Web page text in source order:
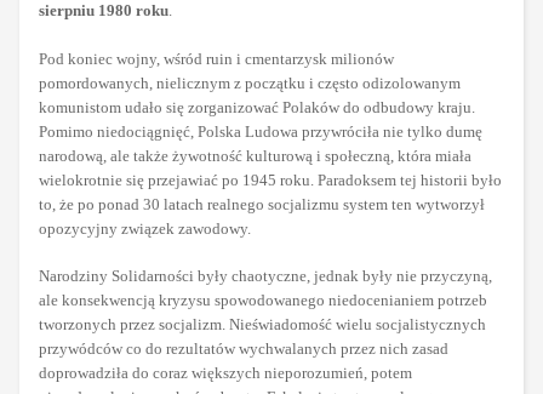
sierpniu 1980 roku.
Pod koniec wojny, wśród ruin i cmentarzysk milionów
pomordowanych, nielicznym z początku i często odizolowanym
komunistom udało się zorganizować Polaków do odbudowy kraju.
Pomimo niedociągnięć, Polska Ludowa przywróciła nie tylko dumę
narodową, ale także żywotność kulturową i społeczną, która miała
wielokrotnie się przejawiać po 1945 roku. Paradoksem tej historii było
to, że po ponad 30 latach realnego socjalizmu system ten wytworzył
opozycyjny związek zawodowy.
Narodziny Solidarności były chaotyczne, jednak były nie przyczyną,
ale konsekwencją kryzysu spowodowanego niedocenianiem potrzeb
tworzonych przez socjalizm. Nieświadomość wielu socjalistycznych
przywódców co do rezultatów wychwalanych przez nich zasad
doprowadziła do coraz większych nieporozumień, potem